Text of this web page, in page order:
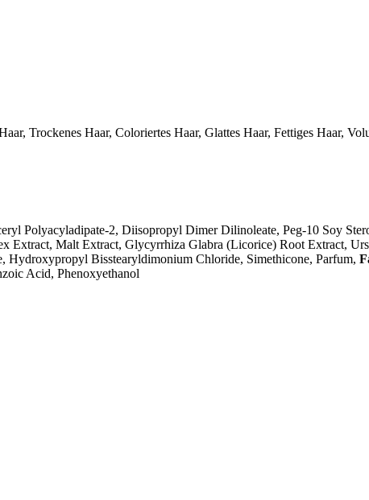
Trockenes Haar, Coloriertes Haar, Glattes Haar, Fettiges Haar,
Polyacyladipate-2, Diisopropyl Dimer Dilinoleate, Peg-10 Soy
Extract, Malt Extract, Glycyrrhiza Glabra (Licorice) Root Extract,
Bisstearyldimonium Chloride, Simethicone, Parfum,
Acid, Phenoxyethanol